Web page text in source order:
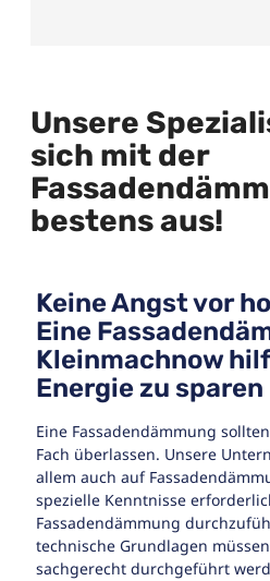
Unsere
sich mit der
bestens aus!
Keine Angst vor
Eine
Kleinmachnow
Energie zu sparen
Eine Fassadendämmung
Fach überlassen. Unsere
allem auch auf
spezielle Kenntnisse
Fassadendämmung
technische Grundlagen
sachgerecht durchgeführt